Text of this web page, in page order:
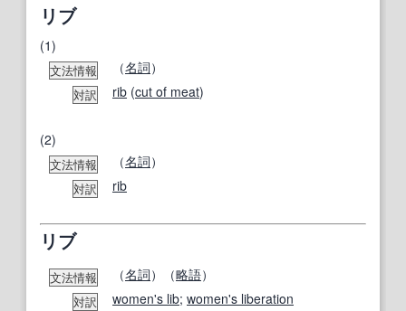
リブ
(1)
文法情報 （名詞）
対訳 rib (cut of meat)
(2)
文法情報 （名詞）
対訳 rib
リブ
文法情報 （名詞）（略語）
対訳 women's lib; women's liberation